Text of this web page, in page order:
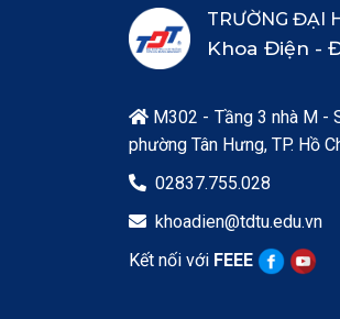
TRƯỜNG ĐẠI
Khoa Điện -
 M302 - Tầng 3 nhà M -
phường Tân Hưng, TP. Hồ
 02837.755.028
 khoadien@tdtu.edu.vn
Kết nối với FEEE